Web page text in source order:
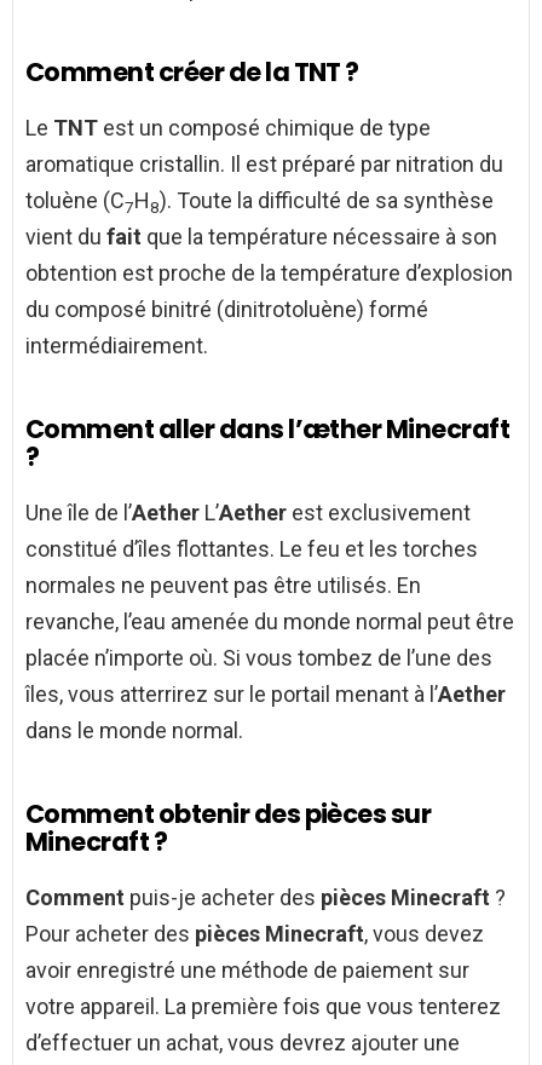
Comment créer de la TNT ?
Le TNT est un composé chimique de type
aromatique cristallin. Il est préparé par nitration du
toluène (C7H8). Toute la difficulté de sa synthèse
vient du fait que la température nécessaire à son
obtention est proche de la température d’explosion
du composé binitré (dinitrotoluène) formé
intermédiairement.
Comment aller dans l’æther Minecraft
?
Une île de l’Aether L’Aether est exclusivement
constitué d’îles flottantes. Le feu et les torches
normales ne peuvent pas être utilisés. En
revanche, l’eau amenée du monde normal peut être
placée n’importe où. Si vous tombez de l’une des
îles, vous atterrirez sur le portail menant à l’Aether
dans le monde normal.
Comment obtenir des pièces sur
Minecraft ?
Comment puis-je acheter des pièces Minecraft ?
Pour acheter des pièces Minecraft, vous devez
avoir enregistré une méthode de paiement sur
votre appareil. La première fois que vous tenterez
d’effectuer un achat, vous devrez ajouter une